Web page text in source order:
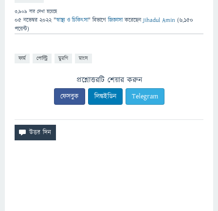
3,909 বার দেখা হয়েছে
05 নভেম্বর 2022 "স্বাস্থ্য ও চিকিৎসা" বিভাগে জিজ্ঞাসাকরেছেনJihadul Amin (6,150
পয়েন্ট)
ফার্ম পোল্ট্রি মুরগি মাংস
প্রশ্নোত্তরটি শেয়ার করুন
ফেসবুক লিঙ্কইডিন Telegram